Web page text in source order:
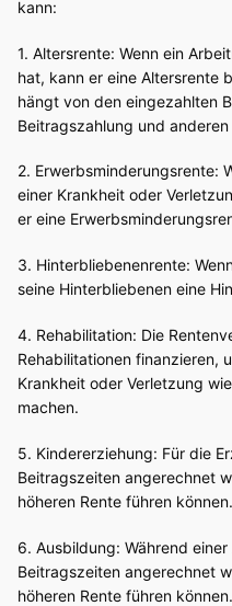
kann:
1. Altersrente: Wenn ein
hat, kann er eine Altersrente
hängt von den eingezahlten
Beitragszahlung und
2. Erwerbsminderungsrente:
einer Krankheit oder
er eine
3. Hinterbliebenenrente:
seine Hinterbliebenen eine
4. Rehabilitation: Die
Rehabilitationen finanzieren,
Krankheit oder Verletzung
machen.
5. Kindererziehung: Für die
Beitragszeiten angerechnet
höheren Rente führen können.
6. Ausbildung: Während
Beitragszeiten angerechnet
höheren Rente führen können.